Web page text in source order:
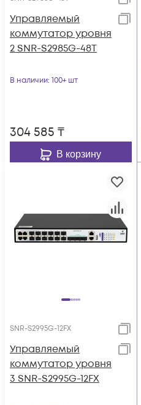
Управляемый
коммутатор уровня
2 SNR-S2985G-48T
В наличии: 100+ шт
304 585 ₸
В корзину
SNR-S2995G-12FX
Управляемый
коммутатор уровня
3 SNR-S2995G-12FX